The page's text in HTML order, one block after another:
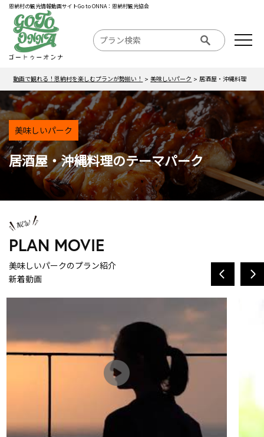
恩納村の観光情報動画サイトGo to ONNA：恩納村観光協会
動画で観れる！恩納村を楽しむプランが勢揃い！ 美味しいパーク 居酒屋・沖縄料理
美味しいパーク
居酒屋・沖縄料理のテーマパーク
PLAN MOVIE
美味しいパークのプラン紹介
新着動画